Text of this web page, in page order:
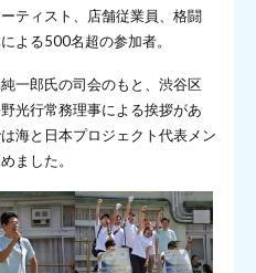
ティスト、店舗従業員、格闘
よる500名超の参加者。
一郎氏の司会のもと、渋谷区
光行常務理事による挨拶があ
海と日本プロジェクト代表メン
ました。